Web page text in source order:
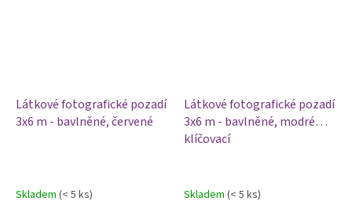
Látkové fotografické pozadí
3x6 m - bavlněné, červené
Skladem (< 5 ks)
Látkové fotografické pozadí
3x6 m - bavlněné, modré
klíčovací
Skladem (< 5 ks)